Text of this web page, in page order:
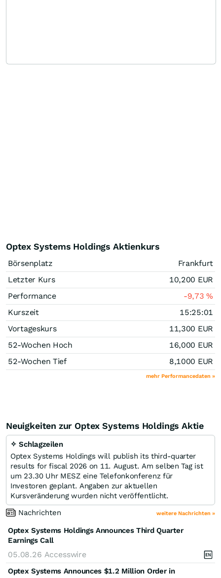
Optex Systems Holdings Aktienkurs
Börsenplatz
Frankfurt
Letzter Kurs
10,200 EUR
Performance
-9,73%
Kurszeit
15:25:01
Vortageskurs
11,300 EUR
52-Wochen Hoch
16,000 EUR
52-Wochen Tief
8,1000 EUR
mehr Performancedaten »
Neuigkeiten zur Optex Systems Holdings Aktie
✧ Schlagzeilen
Optex Systems Holdings will publish its third-quarter
results for fiscal 2026 on 11. August. Am selben Tag ist
um 23.30 Uhr MESZ eine Telefonkonferenz für
Investoren geplant. Angaben zur aktuellen
Kursveränderung wurden nicht veröffentlicht.
Nachrichten
weitere Nachrichten »
Optex Systems Holdings Announces Third Quarter
Earnings Call
05.08.26 Accesswire
Optex Systems Announces $1.2 Million Order in